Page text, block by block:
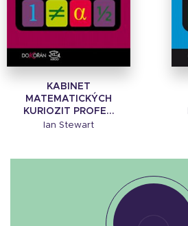
KABINET
MATEMATICKÝCH
KURIOZIT PROFE...
Ian Stewart